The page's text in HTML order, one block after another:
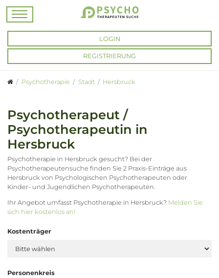
LOGIN
REGISTRIERUNG
Psychotherapie Stadt Hersbruck
Psychotherapeut /
Psychotherapeutin in
Hersbruck
Psychotherapie in Hersbruck gesucht? Bei der
Psychotherapeutensuche finden Sie 2 Praxis-Einträge aus
Hersbruck von Psychologischen Psychotherapeuten oder
Kinder- und Jugendlichen Psychotherapeuten.
Ihr Angebot umfasst Psychotherapie in Hersbruck? Melden Sie
sich hier kostenlos an!
Kostenträger
Personenkreis